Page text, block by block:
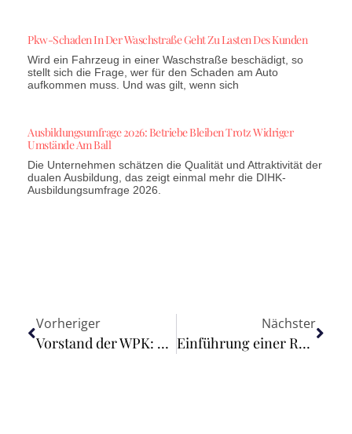
Pkw-Schaden In Der Waschstraße Geht Zu Lasten Des Kunden
Wird ein Fahrzeug in einer Waschstraße beschädigt, so
stellt sich die Frage, wer für den Schaden am Auto
aufkommen muss. Und was gilt, wenn sich
Ausbildungsumfrage 2026: Betriebe Bleiben Trotz Widriger
Umstände Am Ball
Die Unternehmen schätzen die Qualität und Attraktivität der
dualen Ausbildung, das zeigt einmal mehr die DIHK-
Ausbildungsumfrage 2026.
Vorheriger
Vorstand der WPK: Bericht über die Sitzung am 19. März 2026
Nächster
Einführung einer Regelung zur speziellen Fortbildung als Prüfer für Nachhaltigkeitsberichte in der Berufssatzung für WP/vBP